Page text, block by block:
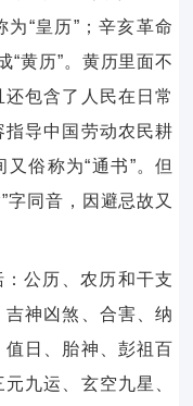
“皇历”；辛亥革命
“黄历”。黄历里面不
包含了人民在日常
导中国劳动农民耕
俗称为“通书”。但
字同音，因避忌故又
公历、农历和干支
神凶煞、合害、纳
日、胎神、彭祖百
九运、玄空九星、